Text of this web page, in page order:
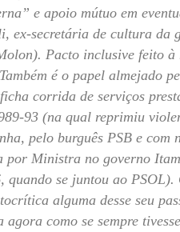
e apoio mútuo em
ex-secretária de cultura da
Pacto inclusive feito
é o papel almejado
corrida de serviços
93 (na qual reprimiu
pelo burguês PSB e com
por Ministra no governo
quando se juntou ao
alguma desse seu
como se sempre